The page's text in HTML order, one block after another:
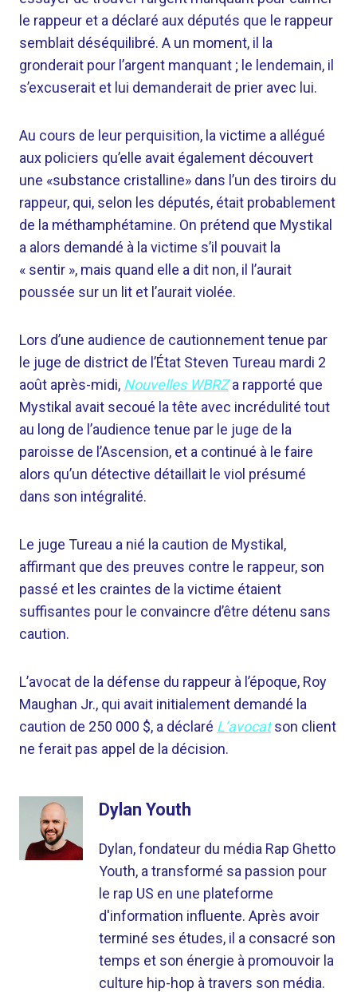
le rappeur et a déclaré aux députés que le rappeur
semblait déséquilibré. A un moment, il la
gronderait pour l’argent manquant ; le lendemain, il
s’excuserait et lui demanderait de prier avec lui.
Au cours de leur perquisition, la victime a allégué
aux policiers qu’elle avait également découvert
une «substance cristalline» dans l’un des tiroirs du
rappeur, qui, selon les députés, était probablement
de la méthamphétamine. On prétend que Mystikal
a alors demandé à la victime s’il pouvait la
« sentir », mais quand elle a dit non, il l’aurait
poussée sur un lit et l’aurait violée.
Lors d’une audience de cautionnement tenue par
le juge de district de l’État Steven Tureau mardi 2
août après-midi, Nouvelles WBRZ a rapporté que
Mystikal avait secoué la tête avec incrédulité tout
au long de l’audience tenue par le juge de la
paroisse de l’Ascension, et a continué à le faire
alors qu’un détective détaillait le viol présumé
dans son intégralité.
Le juge Tureau a nié la caution de Mystikal,
affirmant que des preuves contre le rappeur, son
passé et les craintes de la victime étaient
suffisantes pour le convaincre d’être détenu sans
caution.
L’avocat de la défense du rappeur à l’époque, Roy
Maughan Jr., qui avait initialement demandé la
caution de 250 000 $, a déclaré L’avocatson client
ne ferait pas appel de la décision.
Dylan Youth
Dylan, fondateur du média Rap Ghetto
Youth, a transformé sa passion pour
le rap US en une plateforme
d'information influente. Après avoir
terminé ses études, il a consacré son
temps et son énergie à promouvoir la
culture hip-hop à travers son média.